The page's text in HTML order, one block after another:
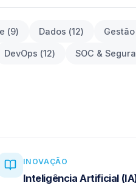
(9) Dados (12) Gestão
DevOps (12) SOC &
INOVAÇÃO
Inteligência Artificial